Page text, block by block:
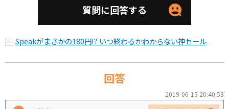
質問に回答する
Speakがまさかの180円!? いつ終わるかわからない神セール
回答
2019-06-15 20:40:53